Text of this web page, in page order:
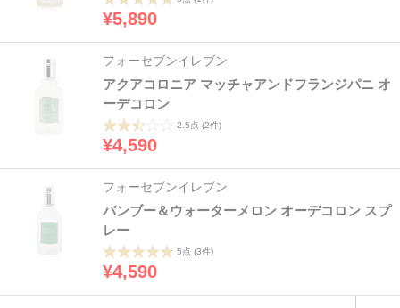
¥5,890
フォーセブンイレブン
アクアコロニア マッチャアンドフランジパニ オ
ーデコロン
2.5点 (2件)
¥4,590
フォーセブンイレブン
バンブー＆ウォーターメロン オーデコロン スプ
レー
5点 (3件)
¥4,590